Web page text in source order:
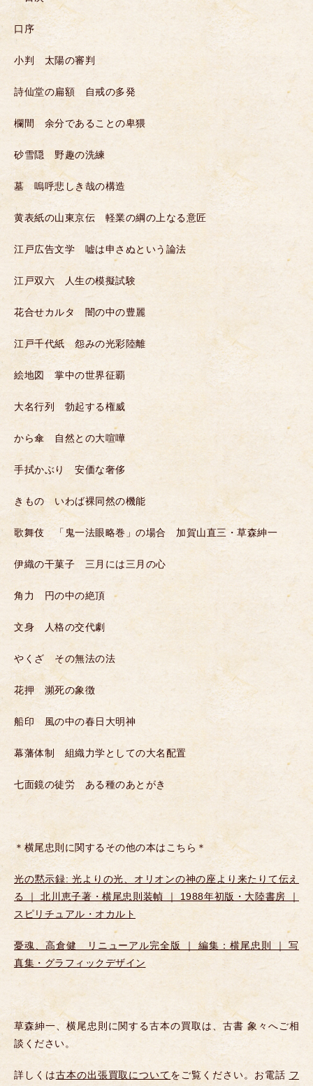
口序
小判 太陽の審判
詩仙堂の扁額 自戒の多発
欄間 余分であることの卑猥
砂雪隠 野趣の洗練
墓 嗚呼悲しき哉の構造
黄表紙の山東京伝 軽業の綱の上なる意匠
江戸広告文学 嘘は申さぬという論法
江戸双六 人生の模擬試験
花合せカルタ 闇の中の豊麗
江戸千代紙 怨みの光彩陸離
絵地図 掌中の世界征覇
大名行列 勃起する権威
から傘 自然との大喧嘩
手拭かぶり 安価な奢侈
きもの いわば裸同然の機能
歌舞伎 「鬼一法眼略巻」の場合 加賀山直三・草森紳一
伊織の干菓子 三月には三月の心
角力 円の中の絶頂
文身 人格の交代劇
やくざ その無法の法
花押 瀕死の象徴
船印 風の中の春日大明神
幕藩体制 組織力学としての大名配置
七面鏡の徒労 ある種のあとがき
＊横尾忠則に関するその他の本はこちら＊
光の黙示録: 光よりの光、オリオンの神の座より来たりて伝え
る ｜ 北川恵子著・横尾忠則装幀 ｜ 1988年初版・大陸書房 ｜
スピリチュアル・オカルト
憂魂、高倉健 リニューアル完全版 ｜ 編集：横尾忠則 ｜ 写
真集・グラフィックデザイン
草森紳一、横尾忠則に関する古本の買取は、古書 象々へご相
談ください。
詳しくは古本の出張買取についてをご覧ください。お電話 フ